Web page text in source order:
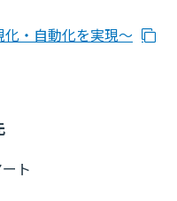
化・自動化を実現～
ト